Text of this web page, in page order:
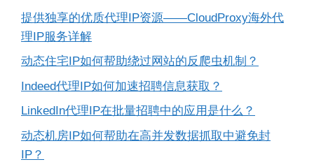
提供独享的优质代理IP资源——CloudProxy海外代
理IP服务详解
动态住宅IP如何帮助绕过网站的反爬虫机制？
Indeed代理IP如何加速招聘信息获取？
LinkedIn代理IP在批量招聘中的应用是什么？
动态机房IP如何帮助在高并发数据抓取中避免封
IP？